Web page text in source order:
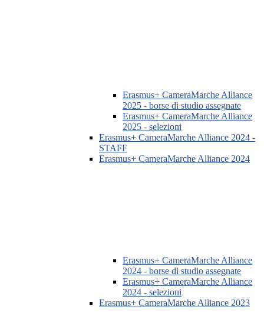
Erasmus+ CameraMarche Alliance
2025 - borse di studio assegnate
Erasmus+ CameraMarche Alliance
2025 - selezioni
Erasmus+ CameraMarche Alliance 2024 -
STAFF
Erasmus+ CameraMarche Alliance 2024
Erasmus+ CameraMarche Alliance
2024 - borse di studio assegnate
Erasmus+ CameraMarche Alliance
2024 - selezioni
Erasmus+ CameraMarche Alliance 2023